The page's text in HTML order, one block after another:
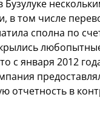
Бузулуке
в том числе
сполна по
с января 2012
отчетность в